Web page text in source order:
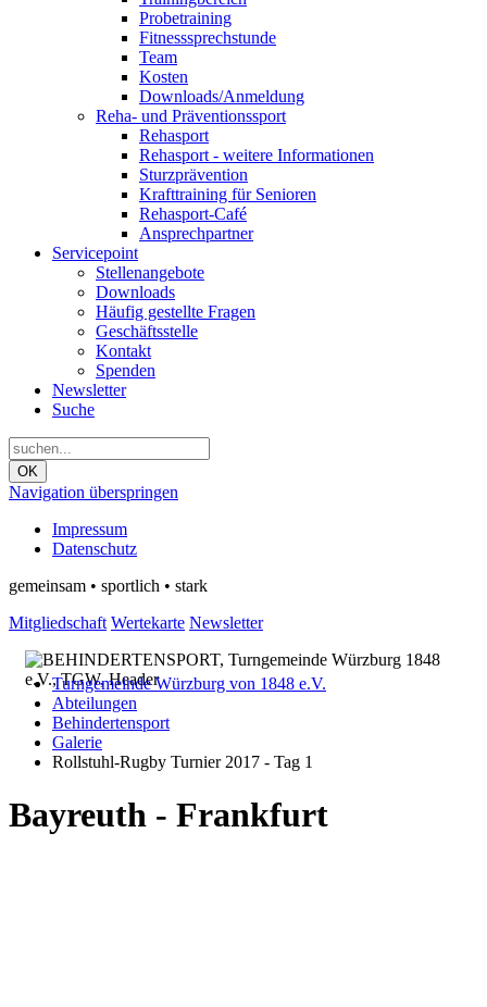
Probetraining
Fitnesssprechstunde
Team
Kosten
Downloads/Anmeldung
Reha- und Präventionssport
Rehasport
Rehasport - weitere Informationen
Sturzprävention
Krafttraining für Senioren
Rehasport-Café
Ansprechpartner
Servicepoint
Stellenangebote
Downloads
Häufig gestellte Fragen
Geschäftsstelle
Kontakt
Spenden
Newsletter
Suche
OK
Navigation überspringen
Impressum
Datenschutz
gemeinsam • sportlich • stark
Mitgliedschaft Wertekarte Newsletter
Turngemeinde Würzburg von 1848 e.V.
Abteilungen
Behindertensport
Galerie
Rollstuhl-Rugby Turnier 2017 - Tag 1
Bayreuth - Frankfurt